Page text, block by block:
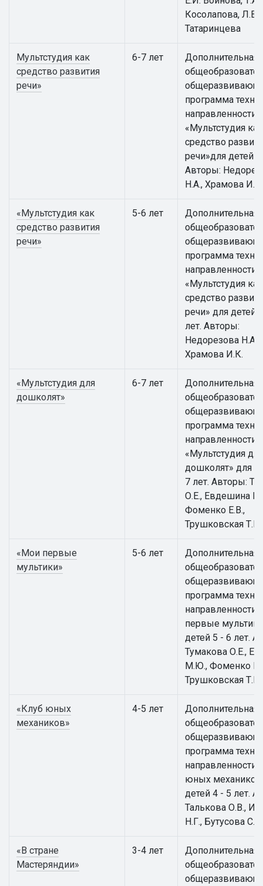
Косолапова, Л.В.
Татаринцева
Мультстудия как
средство развития
речи»
6-7 лет
Дополнительная
программа
направленности
«Мультстудия как
средство
речи»для детей 6
Авторы:
Н.А., Храмова И.К.
«Мультстудия как
средство развития
речи»
5-6 лет
Дополнительная
программа
направленности
«Мультстудия как
средство
речи» для детей
лет. Авторы:
Недорезова Н.А.,
Храмова И.К.
«Мультстудия для
дошколят»
6-7 лет
Дополнительная
программа
направленности
«Мультстудия для
дошколят» для
7 лет. Авторы:
О.Е., Евдешина
Фоменко Е.В.,
Трушковская Т.Е.
«Мои первые
мультики»
5-6 лет
Дополнительная
программа
направленности
первые
детей 5 - 6 лет.
Тумакова О.Е.,
М.Ю., Фоменко
Трушковская Т.Е.
«Клуб юных
механиков»
4-5 лет
Дополнительная
программа
направленности
юных
детей 4 - 5 лет.
Талькова О.В.,
Н.Г., Бутусова С.Н.
«В стране
Мастеряндии»
3-4 лет
Дополнительная